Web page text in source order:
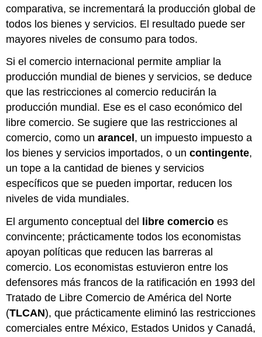
comparativa, se incrementará la producción global de
todos los bienes y servicios. El resultado puede ser
mayores niveles de consumo para todos.
Si el comercio internacional permite ampliar la
producción mundial de bienes y servicios, se deduce
que las restricciones al comercio reducirán la
producción mundial. Ese es el caso económico del
libre comercio. Se sugiere que las restricciones al
comercio, como unarancel , un impuesto impuesto a
los bienes y servicios importados, o uncontingente,
un tope a la cantidad de bienes y servicios
específicos que se pueden importar, reducen los
niveles de vida mundiales.
El argumento conceptual del
libre comercio es
convincente; prácticamente todos los economistas
apoyan políticas que reducen las barreras al
comercio. Los economistas estuvieron entre los
defensores más francos de la ratificación en 1993 del
Tratado de Libre Comercio de América del Norte
(TLCAN), que prácticamente eliminó las restricciones
comerciales entre México, Estados Unidos y Canadá,